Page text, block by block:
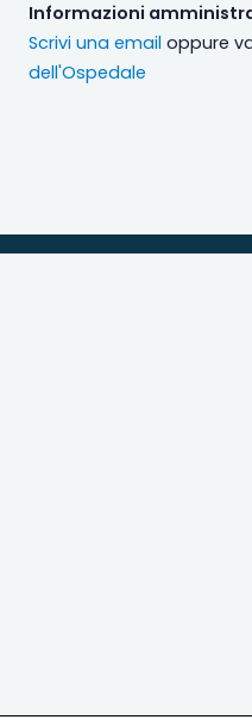
Informazioni
Scrivi una email oppure
dell'Ospedale